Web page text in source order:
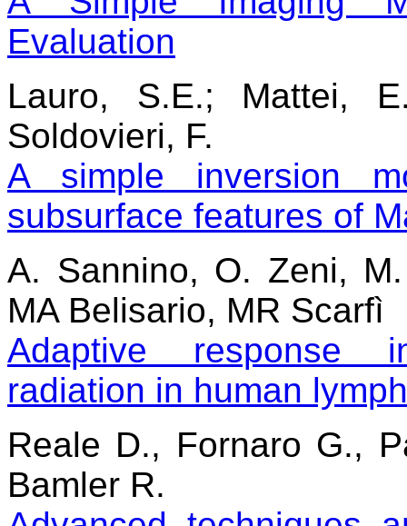
Evaluation
Lauro, S.E.; Mattei,
Soldovieri, F.
A simple inversion
subsurface features of
A. Sannino, O. Zeni,
MA Belisario, MR Scarfì
Adaptive response
radiation in human
Reale D., Fornaro G.,
Bamler R.